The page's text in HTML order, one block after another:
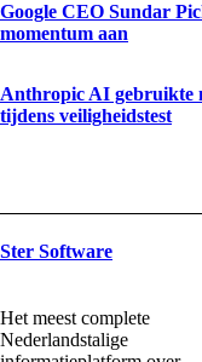
Google CEO Sundar
momentum aan
Anthropic AI gebruikte
tijdens veiligheidstest
Ster Software
Het meest complete
Nederlandstalige